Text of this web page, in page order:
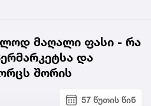
მაღალი ფასი - რა
და
შორის
57 წუთის წინ